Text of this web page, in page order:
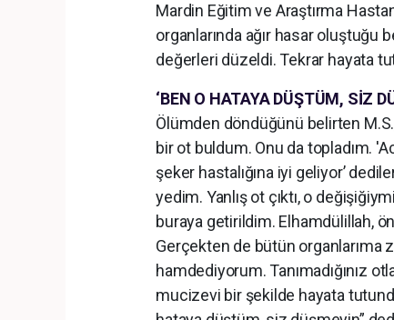
Mardin Eğitim ve Araştırma
organlarında ağır hasar oluştuğu
değerleri düzeldi. Tekrar hayata
‘BEN O HATAYA DÜŞTÜM, SİZ
Ölümden döndüğünü belirten
bir ot buldum. Onu da topladım.
şeker hastalığına iyi geliyor’
yedim. Yanlış ot çıktı, o
buraya getirildim. Elhamdülillah,
Gerçekten de bütün organlarıma
hamdediyorum. Tanımadığınız
mucizevi bir şekilde hayata